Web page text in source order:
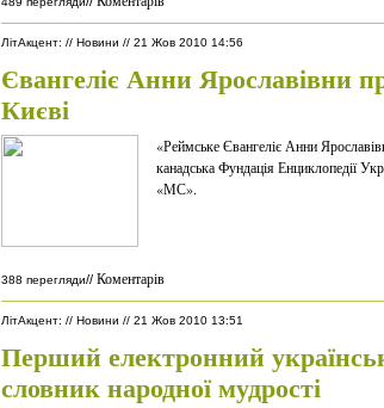
ЛітАкцент: // Новини // 21 Жов 2010 14:56
Євангеліє Анни Ярославівни
Києві
«Реймське Євангеліє Анни
канадська Фундація Енциклопедії
«МС».
388 перегляди// Коментарів
ЛітАкцент: // Новини // 21 Жов 2010 13:51
Перший електронний
словник народної мудрості